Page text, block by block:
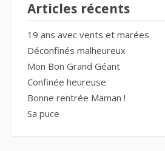
Articles récents
19 ans avec vents et marées
Déconfinés malheureux
Mon Bon Grand Géant
Confinée heureuse
Bonne rentrée Maman !
Sa puce